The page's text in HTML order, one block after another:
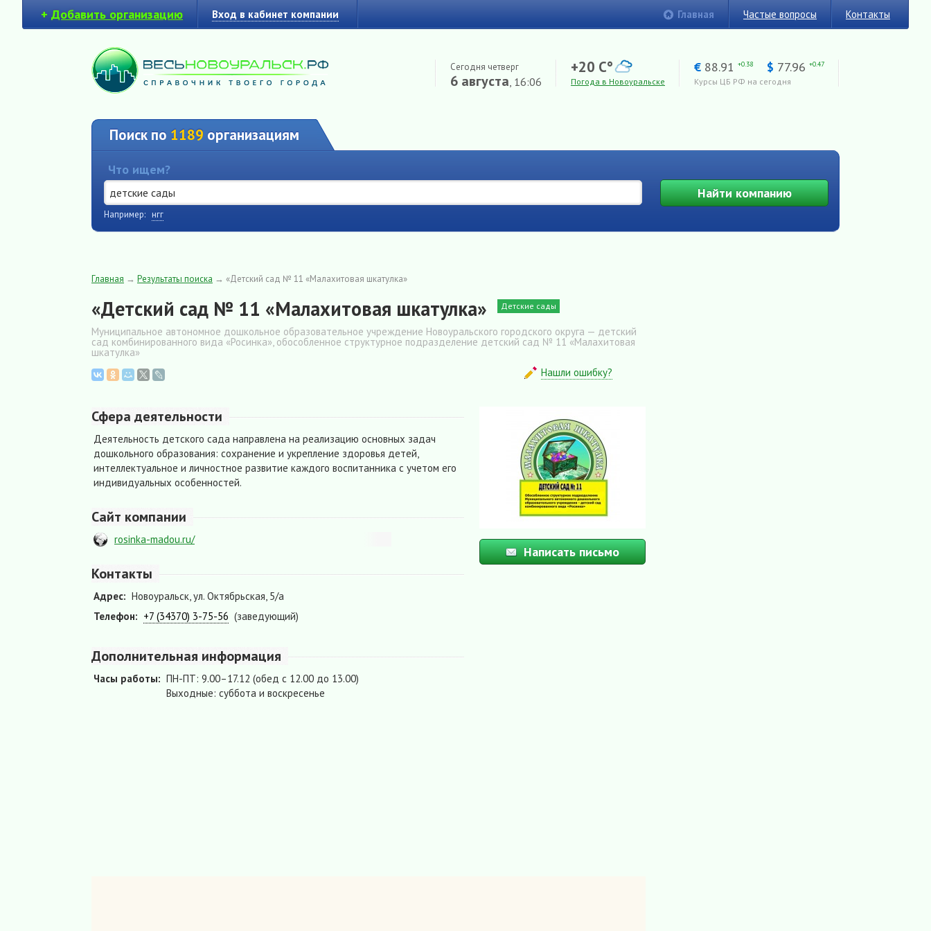
+ Добавить организацию Вход в кабинет компании Главная Частые вопросы Контакты
Сегодня четверг
6 августа, 16:06
+20 C°
Погода в Новоуральске
€ 88.91 +0.38 $ 77.96 +0.47
Курсы ЦБ РФ на сегодня
Поиск по 1189 организациям
Что ищем?
Найтикомпанию
Например: нгг
Главная → Результаты поиска → «Детский сад № 11 «Малахитовая шкатулка»
«Детский сад № 11 «Малахитовая шкатулка» Детские сады
Муниципальное автономное дошкольное образовательное учреждение Новоуральского городского округа — детский
сад комбинированного вида «Росинка», обособленное структурное подразделение детский сад № 11 «Малахитовая
шкатулка»
Нашли ошибку?
Сфера деятельности
Деятельность детского сада направлена на реализацию основных задач
дошкольного образования: сохранение и укрепление здоровья детей,
интеллектуальное и личностное развитие каждого воспитанника с учетом его
индивидуальных особенностей.
Сайт компании
rosinka-madou.ru/
Контакты
Адрес: Новоуральск, ул. Октябрьская, 5/а
Телефон: +7 (34370) 3-75-56 (заведующий)
Дополнительная информация
Часы работы: ПН-ПТ: 9.00–17.12 (обед с 12.00 до 13.00)
Выходные: суббота и воскресенье
Написать письмо